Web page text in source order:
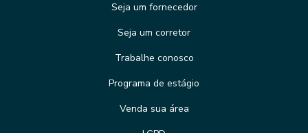
Seja um fornecedor
Seja um corretor
Trabalhe conosco
Programa de estágio
Venda sua área